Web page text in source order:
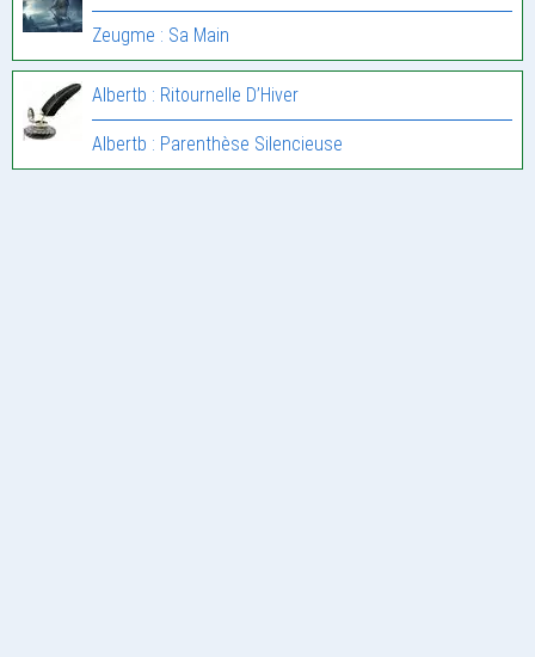
Zeugme : Sa Main
Albertb : Ritournelle D’Hiver
Albertb : Parenthèse Silencieuse